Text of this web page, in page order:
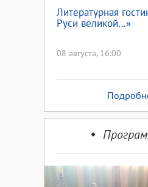
Литературная
Руси великой…»
08 августа, 16:00